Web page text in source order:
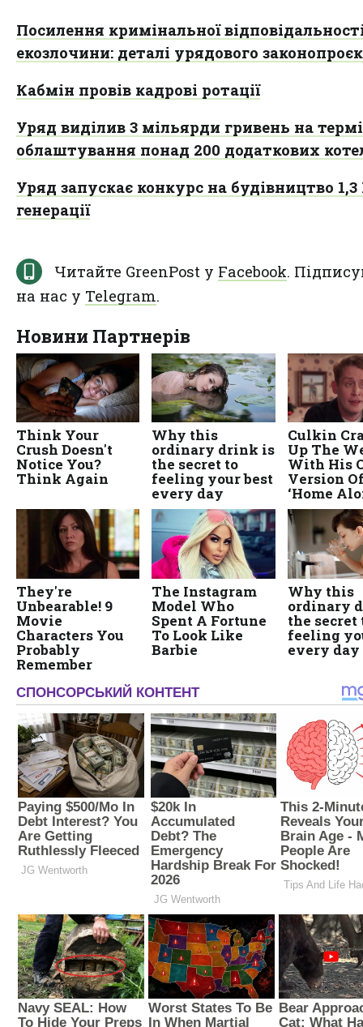
Посилення кримінальної
екозлочини: деталі урядового
Кабмін провів кадрові ротації
Уряд виділив 3 мільярди гривень на
облаштування понад 200 додаткових
Уряд запускає конкурс на будівництво 1,3
генерації
Читайте GreenPost у Facebook.
на нас у Telegram.